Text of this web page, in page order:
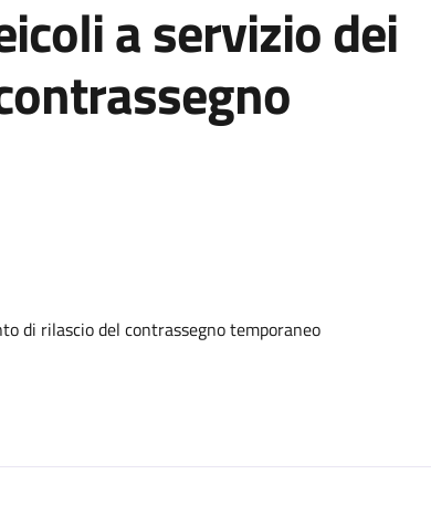
a servizio dei
di rilascio del contrassegno temporaneo